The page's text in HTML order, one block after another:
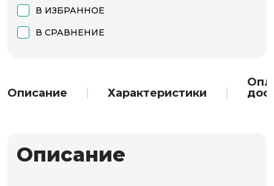
В ИЗБРАННОЕ
В СРАВНЕНИЕ
Описание Характеристики
Описание